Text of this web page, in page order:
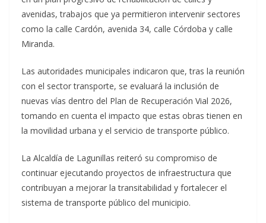
avenidas, trabajos que ya permitieron intervenir sectores
como la calle Cardón, avenida 34, calle Córdoba y calle
Miranda.
Las autoridades municipales indicaron que, tras la reunión
con el sector transporte, se evaluará la inclusión de
nuevas vías dentro del Plan de Recuperación Vial 2026,
tomando en cuenta el impacto que estas obras tienen en
la movilidad urbana y el servicio de transporte público.
La Alcaldía de Lagunillas reiteró su compromiso de
continuar ejecutando proyectos de infraestructura que
contribuyan a mejorar la transitabilidad y fortalecer el
sistema de transporte público del municipio.